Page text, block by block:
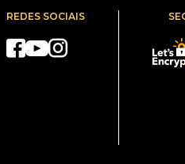
REDES SOCIAIS